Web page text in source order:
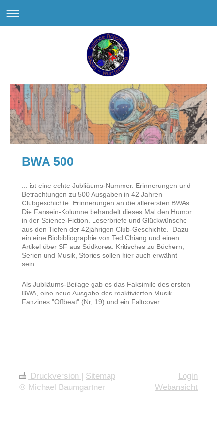
BWA 500
... ist eine echte Jubliäums-Nummer. Erinnerungen und
Betrachtungen zu 500 Ausgaben in 42 Jahren
Clubgeschichte. Erinnerungen an die allerersten BWAs.
Die Fansein-Kolumne behandelt dieses Mal den Humor
in der Science-Fiction. Leserbriefe und Glückwünsche
aus den Tiefen der 42jährigen Club-Geschichte. Dazu
ein eine Biobibliographie von Ted Chiang und einen
Artikel über SF aus Südkorea. Kritisches zu Büchern,
Serien und Musik, Stories sollen hier auch erwähnt
sein.
Als Jubliäums-Beilage gab es das Faksimile des ersten
BWA, eine neue Ausgabe des reaktivierten Musik-
Fanzines "Offbeat" (Nr, 19) und ein Faltcover.
Druckversion | Sitemap
© Michael Baumgartner
Login
Webansicht